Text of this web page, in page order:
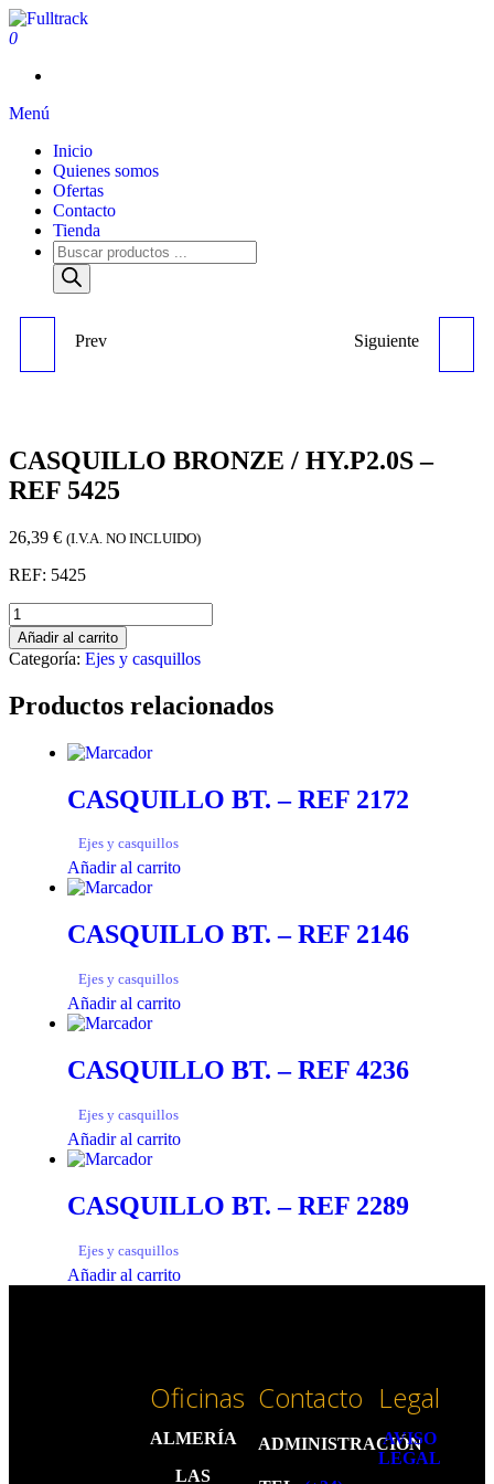
0
Menú
Inicio
Quienes somos
Ofertas
Contacto
Tienda
CASQUILLO / HY.P2.0S -
Prev CASQUILLO / HY.P2.0S -
Siguiente
CASQUILLO BRONZE / HY.P2.0S –
REF 5425
26,39 € (I.V.A. NO INCLUIDO)
REF: 5425
Añadir al carrito
Categoría: Ejes y casquillos
Productos relacionados
CASQUILLO BT. – REF 2172
Ejes y casquillos
Añadir al carrito
CASQUILLO BT. – REF 2146
Ejes y casquillos
Añadir al carrito
CASQUILLO BT. – REF 4236
Ejes y casquillos
Añadir al carrito
CASQUILLO BT. – REF 2289
Ejes y casquillos
Añadir al carrito
Oficinas
ALMERÍA
LAS
Contacto
ADMINISTRACIÓN
Legal
AVISO
LEGAL